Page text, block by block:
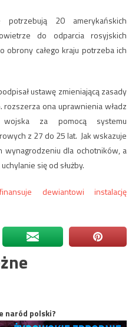
potrzebują 20 amerykańskich
do odparcia rosyjskich
obrony całego kraju potrzeba ich
ustawę zmieniającą zasady
rozszerza ona uprawnienia władz
za pomocą systemu
z 27 do 25 lat. Jak wskazuje
dla ochotników, a
się od służby.
dewiantowi instalację
naród polski?